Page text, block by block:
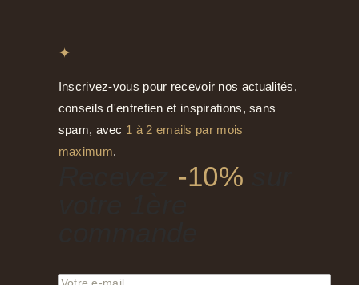
✦
Inscrivez-vous pour recevoir nos actualités,
conseils d'entretien et inspirations, sans
spam, avec 1 à 2 emails par mois
maximum.
-10%